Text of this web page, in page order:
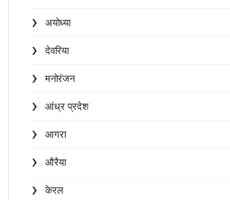
अयोध्या
देवरिया
मनोरंजन
आंध्र प्रदेश
आगरा
औरैया
केरल